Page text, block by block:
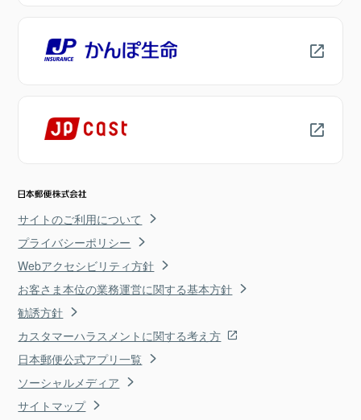
サイトのご利用について
プライバシーポリシー
Webアクセシビリティ方針
お客さま本位の業務運営に関する基本方針
勧誘方針
カスタマーハラスメントに関する考え方
日本郵便公式アプリ一覧
ソーシャルメディア
サイトマップ